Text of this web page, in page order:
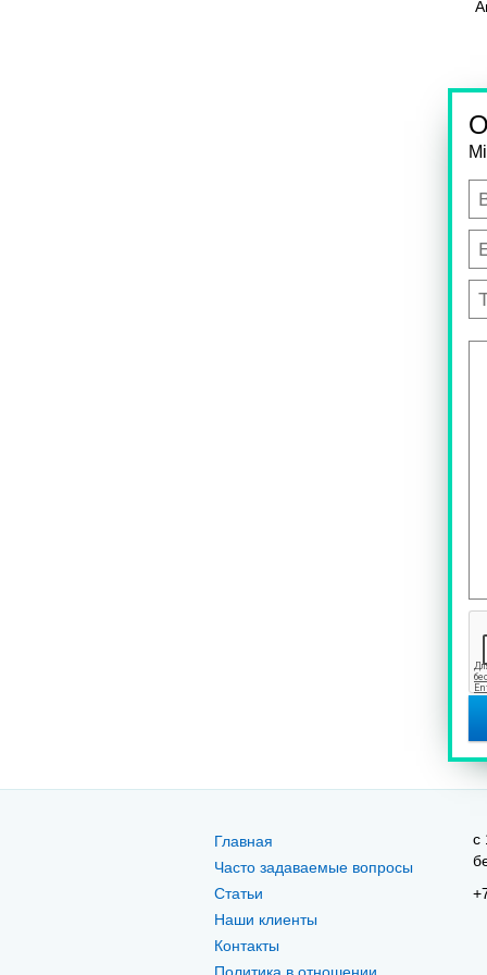
Главная
Часто задаваемые вопросы
Статьи
Наши клиенты
Контакты
c